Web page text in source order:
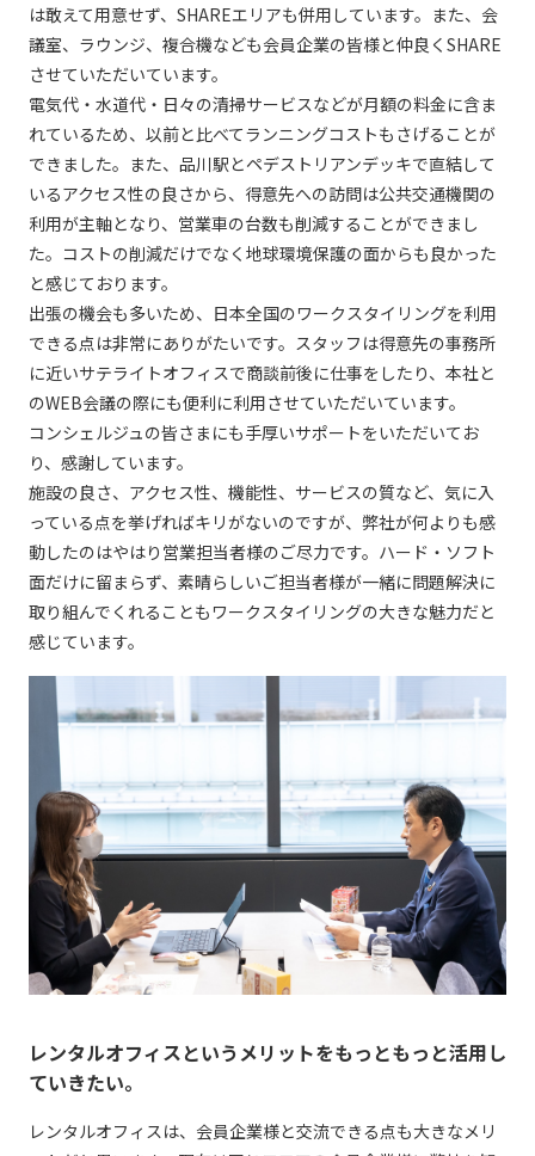
は敢えて用意せず、SHAREエリアも併用しています。また、会
議室、ラウンジ、複合機なども会員企業の皆様と仲良くSHARE
させていただいています。
電気代・水道代・日々の清掃サービスなどが月額の料金に含ま
れているため、以前と比べてランニングコストもさげることが
できました。また、品川駅とペデストリアンデッキで直結して
いるアクセス性の良さから、得意先への訪問は公共交通機関の
利用が主軸となり、営業車の台数も削減することができまし
た。コストの削減だけでなく地球環境保護の面からも良かった
と感じております。
出張の機会も多いため、日本全国のワークスタイリングを利用
できる点は非常にありがたいです。スタッフは得意先の事務所
に近いサテライトオフィスで商談前後に仕事をしたり、本社と
のWEB会議の際にも便利に利用させていただいています。
コンシェルジュの皆さまにも手厚いサポートをいただいてお
り、感謝しています。
施設の良さ、アクセス性、機能性、サービスの質など、気に入
っている点を挙げればキリがないのですが、弊社が何よりも感
動したのはやはり営業担当者様のご尽力です。ハード・ソフト
面だけに留まらず、素晴らしいご担当者様が一緒に問題解決に
取り組んでくれることもワークスタイリングの大きな魅力だと
感じています。
レンタルオフィスというメリットをもっともっと活用し
ていきたい。
レンタルオフィスは、会員企業様と交流できる点も大きなメリ